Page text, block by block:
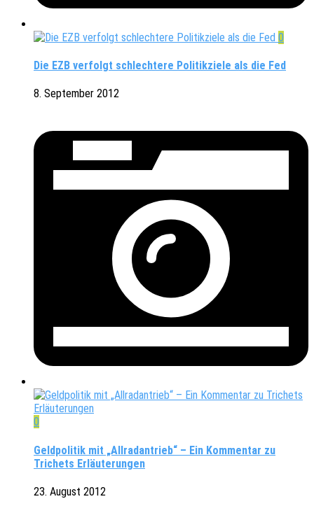
0
Die EZB verfolgt schlechtere Politikziele als die Fed
8. September 2012
0
Geldpolitik mit „Allradantrieb“ – Ein Kommentar zu
Trichets Erläuterungen
23. August 2012